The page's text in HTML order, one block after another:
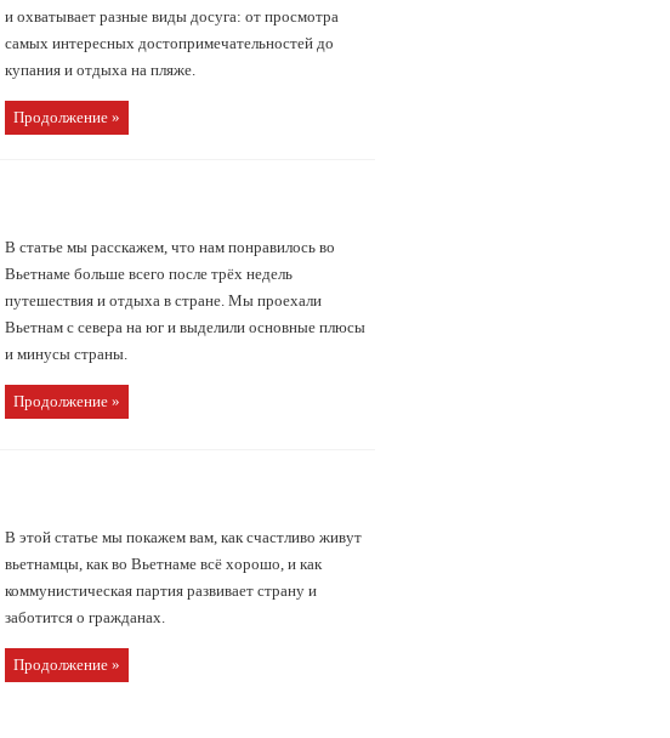
и охватывает разные виды досуга: от просмотра
самых интересных достопримечательностей до
купания и отдыха на пляже.
Продолжение »
В статье мы расскажем, что нам понравилось во
Вьетнаме больше всего после трёх недель
путешествия и отдыха в стране. Мы проехали
Вьетнам с севера на юг и выделили основные плюсы
и минусы страны.
Продолжение »
В этой статье мы покажем вам, как счастливо живут
вьетнамцы, как во Вьетнаме всё хорошо, и как
коммунистическая партия развивает страну и
заботится о гражданах.
Продолжение »